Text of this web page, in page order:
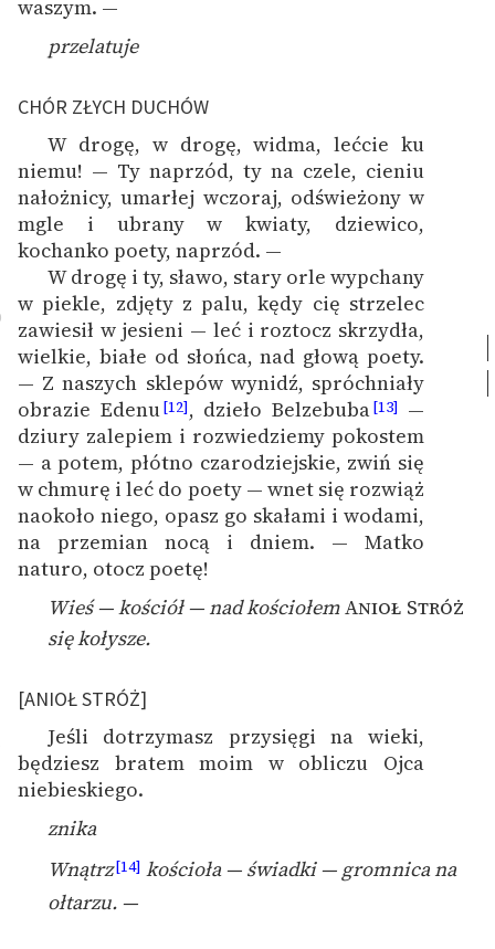
waszym. —
przelatuje
CHÓR ZŁYCH DUCHÓW
W drogę, w drogę, widma, lećcie ku
niemu! — Ty naprzód, ty na czele, cieniu
nałożnicy, umarłej wczoraj, odświeżony w
mgle i ubrany w kwiaty, dziewico,
kochanko poety, naprzód. —
W drogę i ty, sławo, stary orle wypchany
w piekle, zdjęty z palu, kędy cię strzelec
zawiesił w jesieni — leć i roztocz skrzydła,
wielkie, białe od słońca, nad głową poety.
— Z naszych sklepów wynidź, spróchniały
obrazie Edenu[12], dzieło Belzebuba[13] —
dziury zalepiem i rozwiedziemy pokostem
— a potem, płótno czarodziejskie, zwiń się
w chmurę i leć do poety — wnet się rozwiąż
naokoło niego, opasz go skałami i wodami,
na przemian nocą i dniem. — Matko
naturo, otocz poetę!
Wieś — kościół — nad kościołemAnioł Stróż
się kołysze.
[ANIOŁ STRÓŻ]
Jeśli dotrzymasz przysięgi na wieki,
będziesz bratem moim w obliczu Ojca
niebieskiego.
znika
Wnątrz[14] kościoła — świadki — gromnica na
ołtarzu. —